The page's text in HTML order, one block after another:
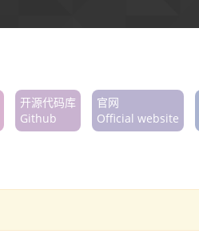
开源代码库
Github
官网
Official website